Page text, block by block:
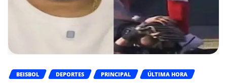
BEISBOL DEPORTES PRINCIPAL ÚLTIMA HORA